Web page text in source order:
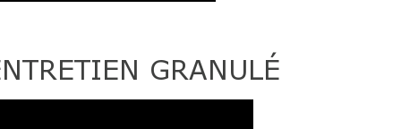
GRANULÉ